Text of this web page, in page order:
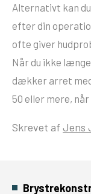
Alternativt kan
efter din
ofte giver
Når du ikke
dækker arret
50 eller mere,
Skrevet af Jens